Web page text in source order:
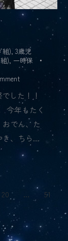
組), 3歳児
), 一時保
した！！
今年もたく
でん、た
き、ちら…
20 …
51